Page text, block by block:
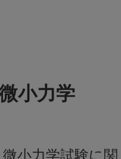
小力学
小力学試験に